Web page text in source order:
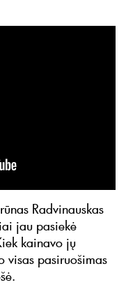
Radvinauskas
jau pasiekė
kainavo jų
visas pasiruošimas